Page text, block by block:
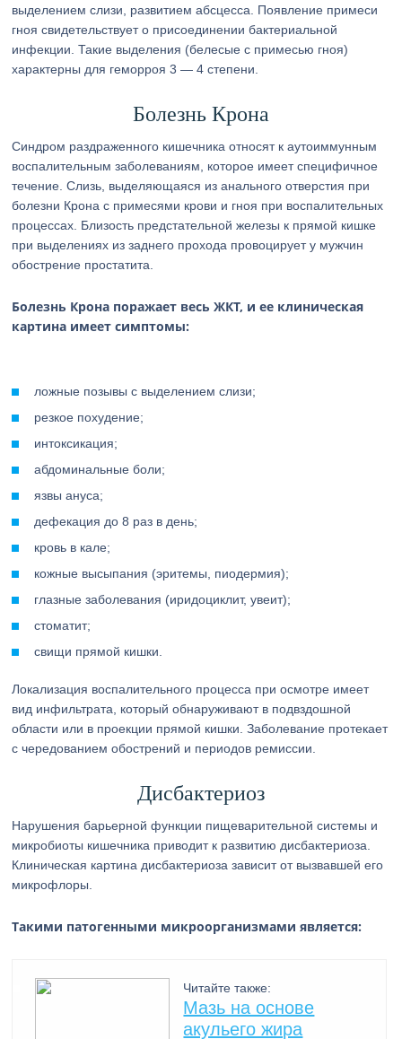
выделением слизи, развитием абсцесса. Появление примеси
гноя свидетельствует о присоединении бактериальной
инфекции. Такие выделения (белесые с примесью гноя)
характерны для геморроя 3 — 4 степени.
Болезнь Крона
Синдром раздраженного кишечника относят к аутоиммунным
воспалительным заболеваниям, которое имеет специфичное
течение. Слизь, выделяющаяся из анального отверстия при
болезни Крона с примесями крови и гноя при воспалительных
процессах. Близость предстательной железы к прямой кишке
при выделениях из заднего прохода провоцирует у мужчин
обострение простатита.
Болезнь Крона поражает весь ЖКТ, и ее клиническая
картина имеет симптомы:
ложные позывы с выделением слизи;
резкое похудение;
интоксикация;
абдоминальные боли;
язвы ануса;
дефекация до 8 раз в день;
кровь в кале;
кожные высыпания (эритемы, пиодермия);
глазные заболевания (иридоциклит, увеит);
стоматит;
свищи прямой кишки.
Локализация воспалительного процесса при осмотре имеет
вид инфильтрата, который обнаруживают в подвздошной
области или в проекции прямой кишки. Заболевание протекает
с чередованием обострений и периодов ремиссии.
Дисбактериоз
Нарушения барьерной функции пищеварительной системы и
микробиоты кишечника приводит к развитию дисбактериоза.
Клиническая картина дисбактериоза зависит от вызвавшей его
микрофлоры.
Такими патогенными микроорганизмами является:
Читайте также:
Мазь на основе
акульего жира